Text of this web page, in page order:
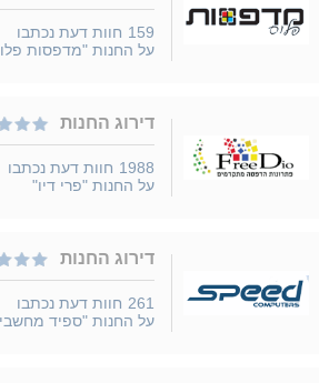
159 חוות דעת נכתבו
על החנות "מדפסות
דירוג החנות
1988 חוות דעת נכתבו
על החנות "פרי דיו"
דירוג החנות
261 חוות דעת נכתבו
על החנות "ספיד